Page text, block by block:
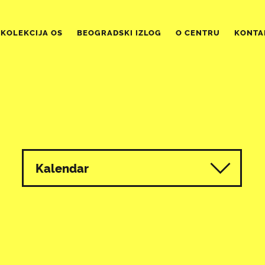
KOLEKCIJA OS BEOGRADSKI IZLOG O CENTRU
Kalendar